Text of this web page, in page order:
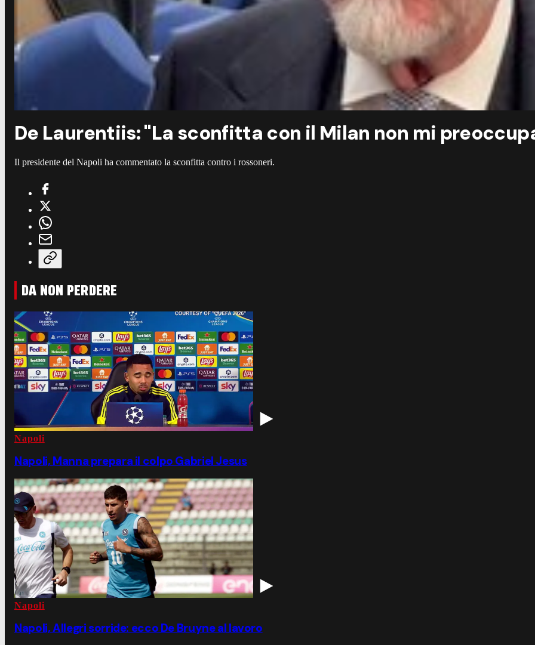
De Laurentiis: "La sconfitta con il Milan non mi
Il presidente del Napoli ha commentato la sconfitta contro i rossoneri.
DA NON PERDERE
Napoli
Napoli, Manna prepara il colpo Gabriel Jesus
Napoli
Napoli, Allegri sorride: ecco De Bruyne al lavoro